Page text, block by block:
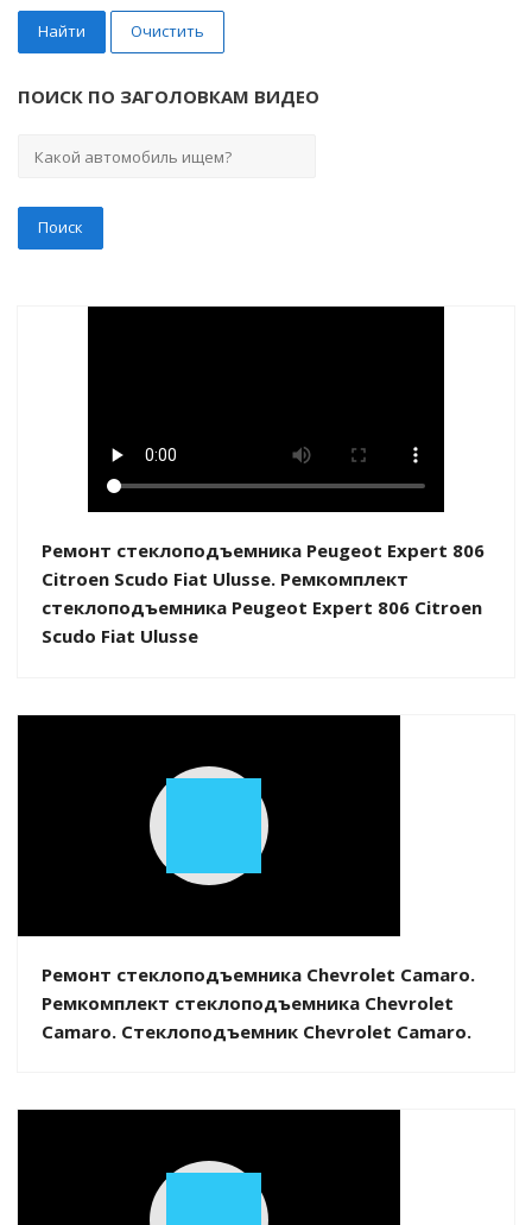
Найти Очистить
ПОИСК ПО ЗАГОЛОВКАМ ВИДЕО
Ремонт стеклоподъемника Peugeot Expert 806
Citroen Scudo Fiat Ulusse. Ремкомплект
стеклоподъемника Peugeot Expert 806 Citroen
Scudo Fiat Ulusse
Play
Ремонт стеклоподъемника Chevrolet Camaro.
Ремкомплект стеклоподъемника Chevrolet
Camaro. Стеклоподъемник Chevrolet Camaro.